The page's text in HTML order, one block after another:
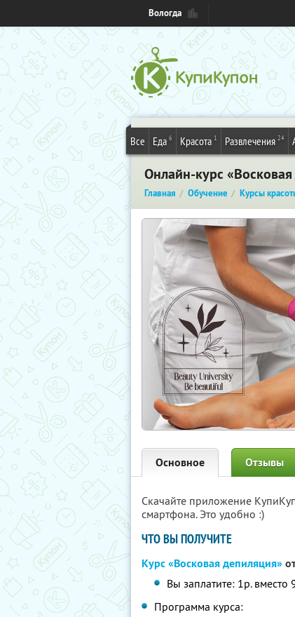
Вологда
Все Еда 6 Красота 1 Развлечения 24
Онлайн-курс
Главная Обучение Курсы
Основное Отзывы
Скачайте приложение
смартфона. Это удобно :)
ЧТО ВЫ ПОЛУЧИТЕ
Курс «Восковая депиляция»
Вы заплатите: 1р. вместо
Программа курса: